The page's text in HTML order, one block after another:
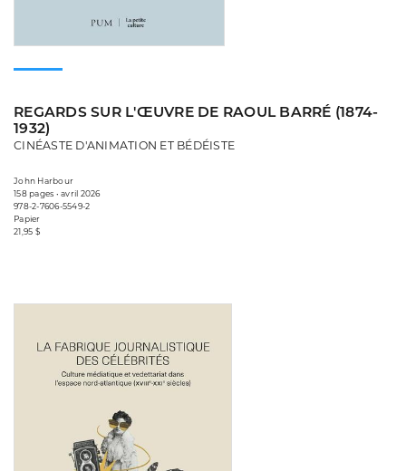
REGARDS SUR L'ŒUVRE DE RAOUL BARRÉ (1874-
1932)
CINÉASTE D'ANIMATION ET BÉDÉISTE
John Harbour
158 pages • avril 2026
978-2-7606-5549-2
Papier
21,95 $